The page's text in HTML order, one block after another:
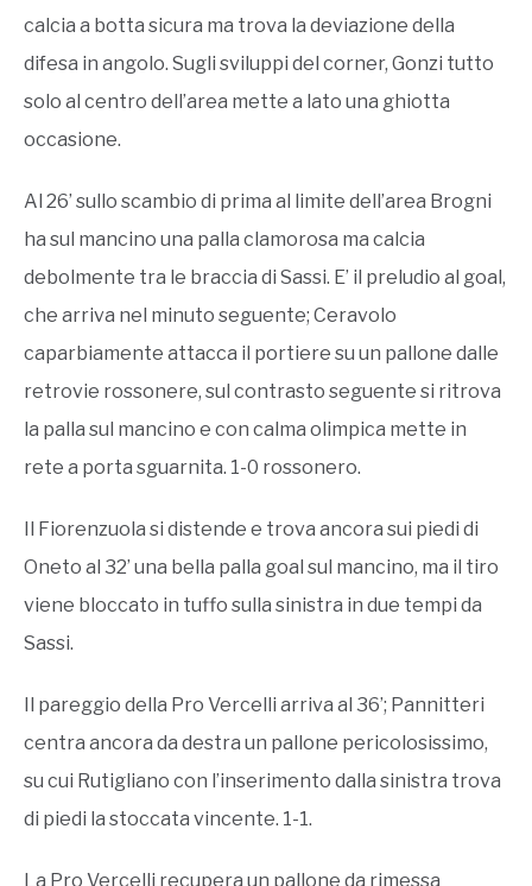
calcia a botta sicura ma trova la deviazione della
difesa in angolo. Sugli sviluppi del corner, Gonzi tutto
solo al centro dell’area mette a lato una ghiotta
occasione.
Al 26’ sullo scambio di prima al limite dell’area Brogni
ha sul mancino una palla clamorosa ma calcia
debolmente tra le braccia di Sassi. E’ il preludio al goal,
che arriva nel minuto seguente; Ceravolo
caparbiamente attacca il portiere su un pallone dalle
retrovie rossonere, sul contrasto seguente si ritrova
la palla sul mancino e con calma olimpica mette in
rete a porta sguarnita. 1-0 rossonero.
Il Fiorenzuola si distende e trova ancora sui piedi di
Oneto al 32’ una bella palla goal sul mancino, ma il tiro
viene bloccato in tuffo sulla sinistra in due tempi da
Sassi.
Il pareggio della Pro Vercelli arriva al 36’; Pannitteri
centra ancora da destra un pallone pericolosissimo,
su cui Rutigliano con l’inserimento dalla sinistra trova
di piedi la stoccata vincente. 1-1.
La Pro Vercelli recupera un pallone da rimessa